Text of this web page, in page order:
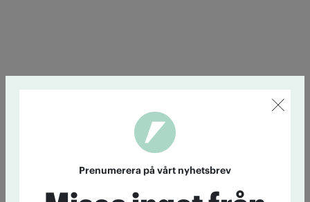
Prenumerera på vårt nyhetsbrev